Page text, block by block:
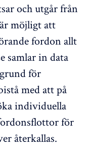
och utgår från
möjligt att
fordon allt
samlar in data
för
med att på
individuella
för
återkallas.